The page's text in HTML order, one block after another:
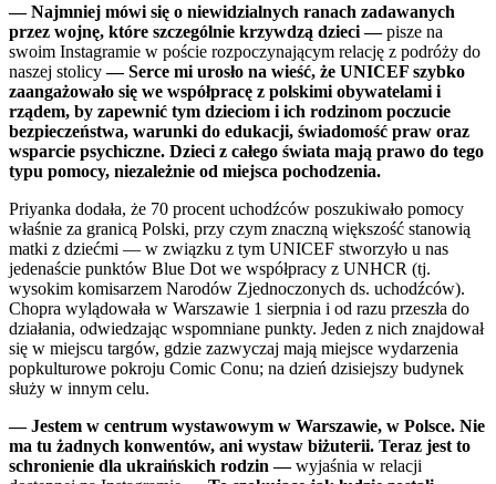
— Najmniej mówi się o niewidzialnych ranach zadawanych
przez wojnę, które szczególnie krzywdzą dzieci —pisze na
swoim Instagramie w poście rozpoczynającym relację z podróży do
naszej stolicy— Serce mi urosło na wieść, że UNICEF szybko
zaangażowało się we współpracę z polskimi obywatelami i
rządem, by zapewnić tym dzieciom i ich rodzinom poczucie
bezpieczeństwa, warunki do edukacji, świadomość praw oraz
wsparcie psychiczne. Dzieci z całego świata mają prawo do tego
typu pomocy, niezależnie od miejsca pochodzenia.
Priyanka dodała, że 70 procent uchodźców poszukiwało pomocy
właśnie za granicą Polski, przy czym znaczną większość stanowią
matki z dziećmi — w związku z tym UNICEF stworzyło u nas
jedenaście punktów Blue Dot we współpracy z UNHCR (tj.
wysokim komisarzem Narodów Zjednoczonych ds. uchodźców).
Chopra wylądowała w Warszawie 1 sierpnia i od razu przeszła do
działania, odwiedzając wspomniane punkty. Jeden z nich znajdował
się w miejscu targów, gdzie zazwyczaj mają miejsce wydarzenia
popkulturowe pokroju Comic Conu; na dzień dzisiejszy budynek
służy w innym celu.
— Jestem w centrum wystawowym w Warszawie, w Polsce. Nie
ma tu żadnych konwentów, ani wystaw biżuterii. Teraz jest to
schronienie dla ukraińskich rodzin —wyjaśnia w relacji